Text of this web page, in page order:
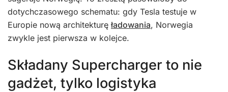
dotychczasowego schematu: gdy Tesla testuje w
Europie nową architekturę ładowania, Norwegia
zwykle jest pierwsza w kolejce.
Składany Supercharger to nie
gadżet, tylko logistyka